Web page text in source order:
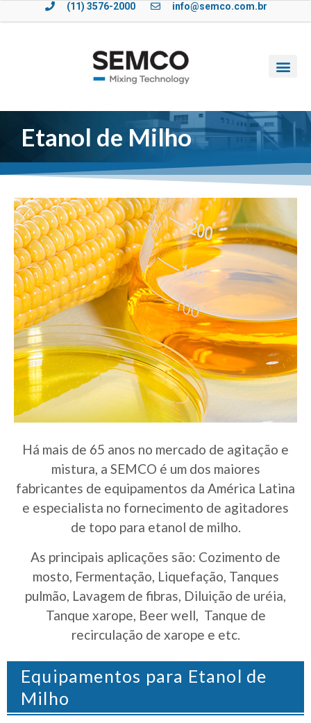
(11) 3576-2000 info@semco.com.br
Etanol de Milho
Há mais de 65 anos no mercado de agitação e
mistura, a SEMCO é um dos maiores
fabricantes de equipamentos da América Latina
e especialista no fornecimento de agitadores
de topo para etanol de milho.
As principais aplicações são: Cozimento de
mosto, Fermentação, Liquefação, Tanques
pulmão, Lavagem de fibras, Diluição de uréia,
Tanque xarope, Beer well, Tanque de
recirculação de xarope e etc.
Equipamentos para Etanol de
Milho